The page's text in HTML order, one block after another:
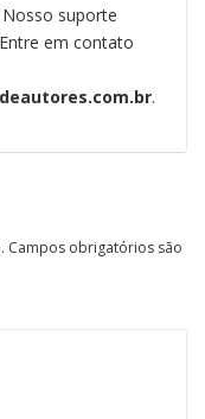
suporte
em contato
.
Campos obrigatórios são